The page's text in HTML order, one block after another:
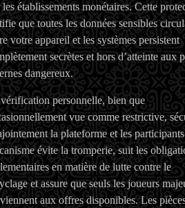
les établissements monétaires. Cette
que toutes les données sensibles
votre appareil et les systèmes persistent
secrètes et hors d’atteinte aux
dangereux.
personnelle, bien que
vue comme restrictive,
la plateforme et les
évite la tromperie, suit les
en matière de lutte contre le
et assure que seuls les joueurs
aux offres disponibles. Les